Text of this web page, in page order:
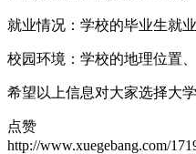
就业情况：学校的毕业生就
校园环境：学校的地理位置
希望以上信息对大家选择大
点赞
http://www.xuegebang.com/